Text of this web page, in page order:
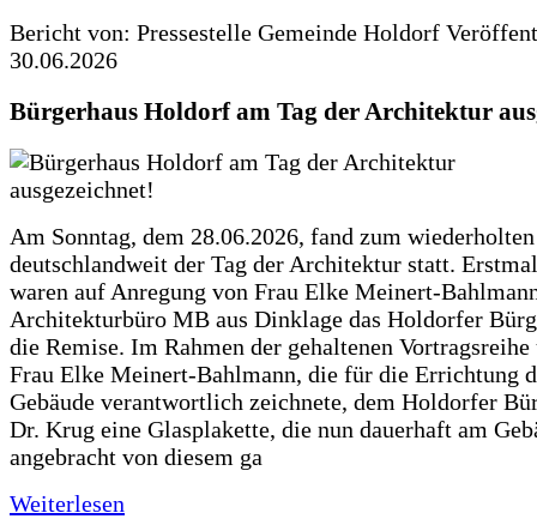
Bericht von: Pressestelle Gemeinde Holdorf
30.06.2026
Bürgerhaus Holdorf am Tag der Architektur
Am Sonntag, dem 28.06.2026, fand zum
deutschlandweit der Tag der Architektur statt.
waren auf Anregung von Frau Elke Meinert-
Architekturbüro MB aus Dinklage das Holdorfer
die Remise. Im Rahmen der gehaltenen
Frau Elke Meinert-Bahlmann, die für die Errichtung
Gebäude verantwortlich zeichnete, dem Holdorfer
Dr. Krug eine Glasplakette, die nun dauerhaft am
angebracht von diesem ga
Weiterlesen